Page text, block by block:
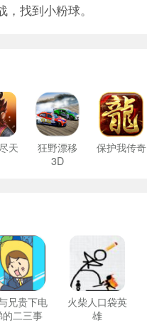
找到小粉球。
天
狂野漂移
3D
保护我传奇
兄贵下电
的二三事
火柴人口袋英
雄